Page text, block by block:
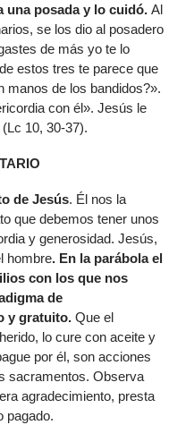
una posada y lo cuidó. Al
se los dio al posadero
de más yo te lo
estos tres te parece que
manos de los bandidos?».
con él». Jesús le
10, 30-37).
de Jesús. Él nos la
que debemos tener unos
y generosidad. Jesús,
hombre. En la parábola el
con los que nos
de
y gratuito. Que el
lo cure con aceite y
por él, son acciones
sacramentos. Observa
agradecimiento, presta
pagado.